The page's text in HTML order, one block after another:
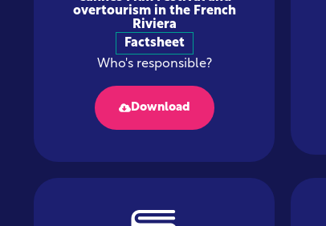
overtourism in the French
Riviera
Factsheet
Who's responsible?
Download